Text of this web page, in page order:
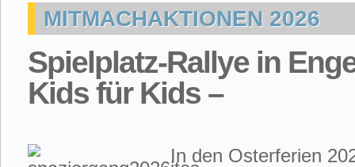
MITMACHAKTIONEN 2026
Spielplatz-Rallye in
Kids für Kids –
In den Osterferien